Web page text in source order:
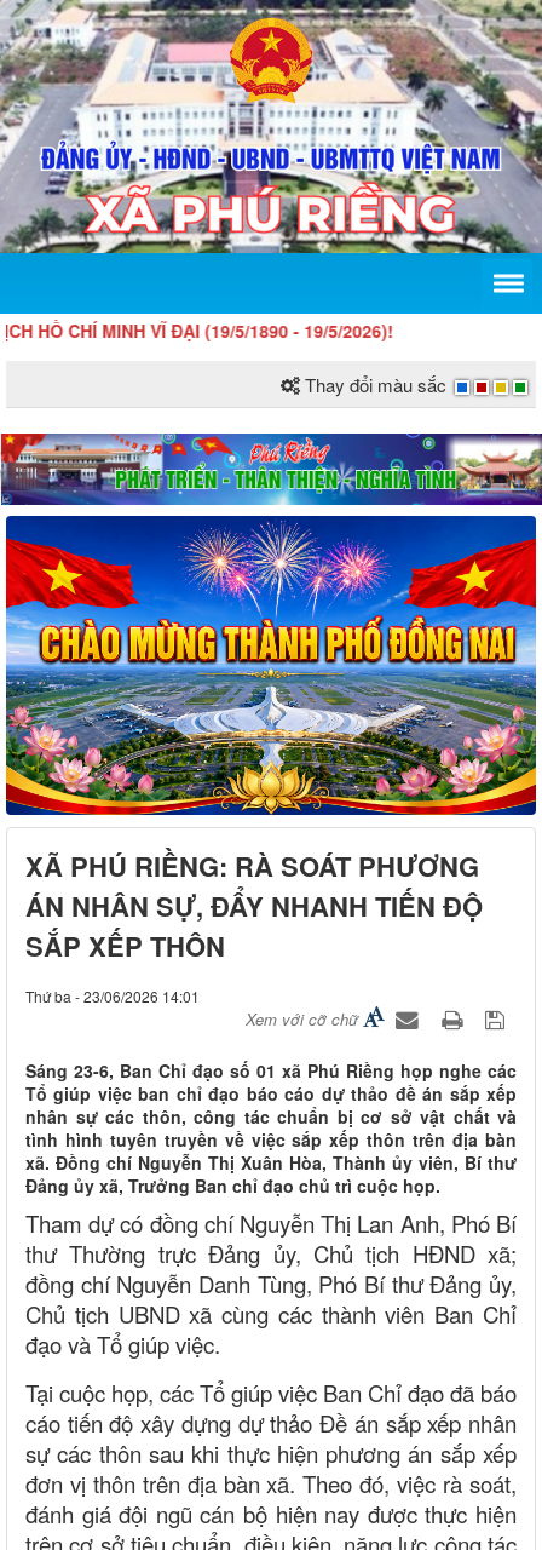
CHÍ MINH VĨ ĐẠI (19/5/1890 - 19/5/2026)!
Thay đổi màu sắc
XÃ PHÚ RIỀNG: RÀ SOÁT PHƯƠNG
ÁN NHÂN SỰ, ĐẨY NHANH TIẾN ĐỘ
SẮP XẾP THÔN
Thứ ba - 23/06/2026 14:01
Xem với cỡ chữ
Sáng 23-6, Ban Chỉ đạo số 01 xã Phú Riềng họp nghe các
Tổ giúp việc ban chỉ đạo báo cáo dự thảo đề án sắp xếp
nhân sự các thôn, công tác chuẩn bị cơ sở vật chất và
tình hình tuyên truyền về việc sắp xếp thôn trên địa bàn
xã. Đồng chí Nguyễn Thị Xuân Hòa, Thành ủy viên, Bí thư
Đảng ủy xã, Trưởng Ban chỉ đạo chủ trì cuộc họp.
Tham dự có đồng chí Nguyễn Thị Lan Anh, Phó Bí
thư Thường trực Đảng ủy, Chủ tịch HĐND xã;
đồng chí Nguyễn Danh Tùng, Phó Bí thư Đảng ủy,
Chủ tịch UBND xã cùng các thành viên Ban Chỉ
đạo và Tổ giúp việc.
Tại cuộc họp, các Tổ giúp việc Ban Chỉ đạo đã báo
cáo tiến độ xây dựng dự thảo Đề án sắp xếp nhân
sự các thôn sau khi thực hiện phương án sắp xếp
đơn vị thôn trên địa bàn xã. Theo đó, việc rà soát,
đánh giá đội ngũ cán bộ hiện nay được thực hiện